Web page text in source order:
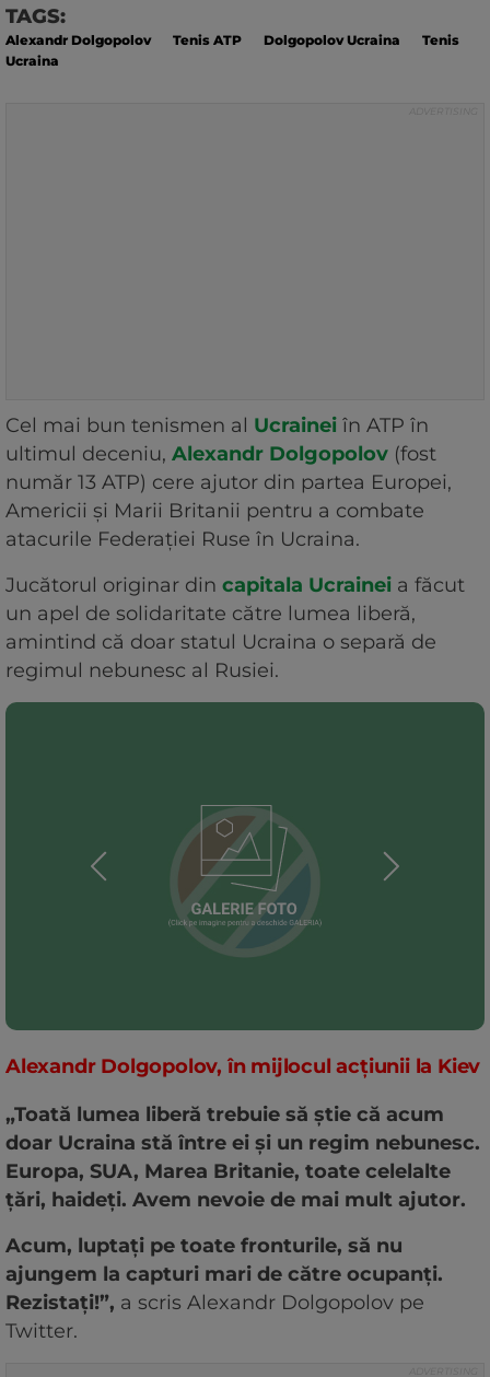
TAGS:
Alexandr Dolgopolov Tenis ATP Dolgopolov Ucraina
Tenis
Ucraina
Cel mai bun tenismen al Ucrainei în ATP în
ultimul deceniu, Alexandr Dolgopolov (fost
număr 13 ATP) cere ajutor din partea Europei,
Americii și Marii Britanii pentru a combate
atacurile Federației Ruse în Ucraina.
Jucătorul originar din capitala Ucrainei a făcut
un apel de solidaritate către lumea liberă,
amintind că doar statul Ucraina o separă de
regimul nebunesc al Rusiei.
Alexandr Dolgopolov, în mijlocul acțiunii la Kiev
„Toată lumea liberă trebuie să știe că acum
doar Ucraina stă între ei și un regim nebunesc.
Europa, SUA, Marea Britanie, toate celelalte
țări, haideți. Avem nevoie de mai mult ajutor.
Acum, luptați pe toate fronturile, să nu
ajungem la capturi mari de către ocupanți.
Rezistați!”, a scris Alexandr Dolgopolov pe
Twitter.